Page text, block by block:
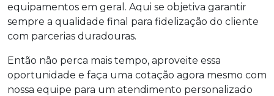
equipamentos em geral. Aqui se objetiva garantir
sempre a qualidade final para fidelização do cliente
com parcerias duradouras.
Então não perca mais tempo, aproveite essa
oportunidade e faça uma cotação agora mesmo com
nossa equipe para um atendimento personalizado